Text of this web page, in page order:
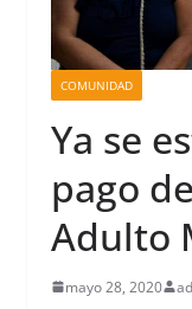
COMUNIDAD
Ya se
pago
Adulto
mayo 28, 2020